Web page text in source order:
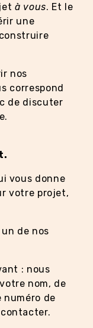
à vous. Et le
une
nos
correspond
de discuter
vous donne
votre projet,
de nos
: nous
nom, de
de